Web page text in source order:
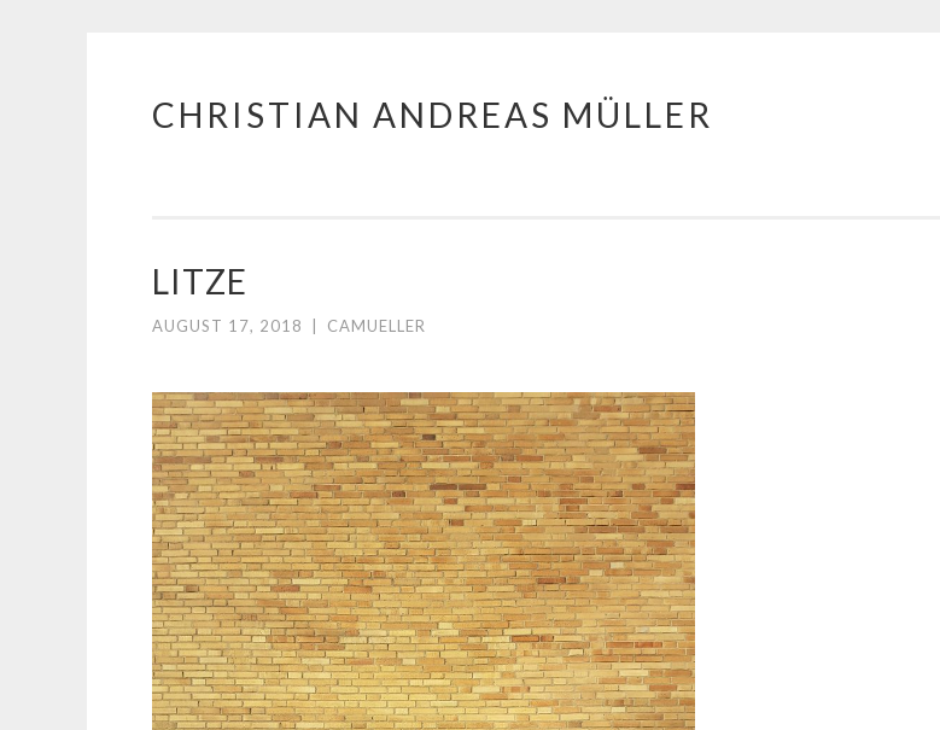
Zum
CHRISTIAN ANDREAS MÜLLER
LITZE
AUGUST 17, 2018 CAMUELLER